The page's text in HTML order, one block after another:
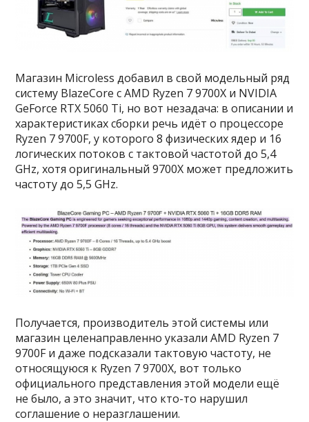
Магазин Microless добавил в свой модельный ряд
систему BlazeCore с AMD Ryzen 7 9700X и NVIDIA
GeForce RTX 5060 Ti, но вот незадача: в описании и
характеристиках сборки речь идёт о процессоре
Ryzen 7 9700F, у которого 8 физических ядер и 16
логических потоков с тактовой частотой до 5,4
GHz, хотя оригинальный 9700X может предложить
частоту до 5,5 GHz.
Получается, производитель этой системы или
магазин целенаправленно указали AMD Ryzen 7
9700F и даже подсказали тактовую частоту, не
относящуюся к Ryzen 7 9700X, вот только
официального представления этой модели ещё
не было, а это значит, что кто-то нарушил
соглашение о неразглашении.